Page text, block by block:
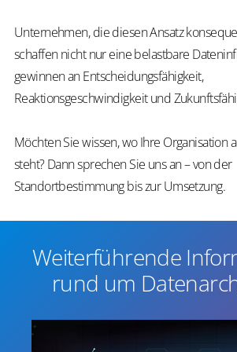
Unternehmen, die diesen Ansatz
schaffen nicht nur eine belastbare
gewinnen an Entscheidungsfähigkeit,
Reaktionsgeschwindigkeit und
Möchten Sie wissen, wo Ihre Organisation
steht? Dann sprechen Sie uns an – von der
Standortbestimmung bis zur Umsetzung.
Weiterführende
rund um